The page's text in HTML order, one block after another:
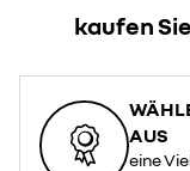
kaufen
AUS
eine